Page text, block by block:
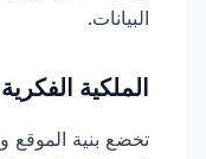
البيانات.
الملكية الفكرية
تخضع بنية